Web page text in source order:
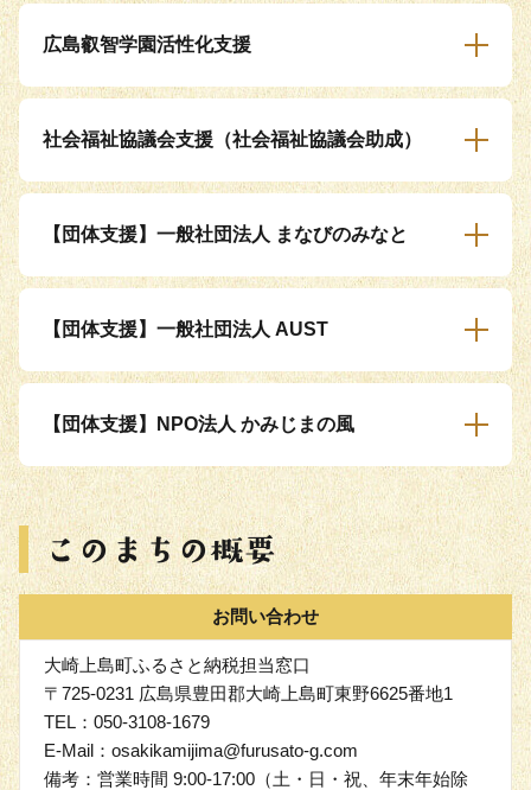
広島叡智学園活性化支援
社会福祉協議会支援（社会福祉協議会助成）
【団体支援】一般社団法人 まなびのみなと
【団体支援】一般社団法人 AUST
【団体支援】NPO法人 かみじまの風
お問い合わせ
大崎上島町ふるさと納税担当窓口
〒725-0231 広島県豊田郡大崎上島町東野6625番地1
TEL：050-3108-1679
E-Mail：osakikamijima@furusato-g.com
備考：営業時間 9:00-17:00（土・日・祝、年末年始除